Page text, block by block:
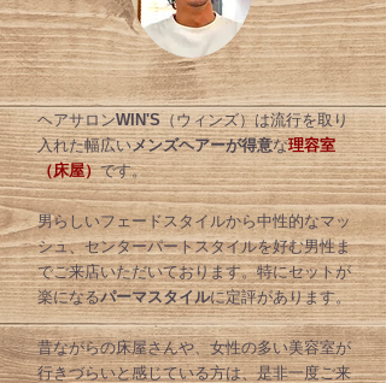
ヘアサロンWIN'S（ウィンズ）は流行を取り
入れた幅広いメンズヘアーが得意な理容室
（床屋）です。
男らしいフェードスタイルから中性的なマッ
シュ、センターパートスタイルを好む男性ま
でご来店いただいております。特にセットが
楽になるパーマスタイルに定評があります。
昔ながらの床屋さんや、女性の多い美容室が
行きづらいと感じている方は、是非一度ご来